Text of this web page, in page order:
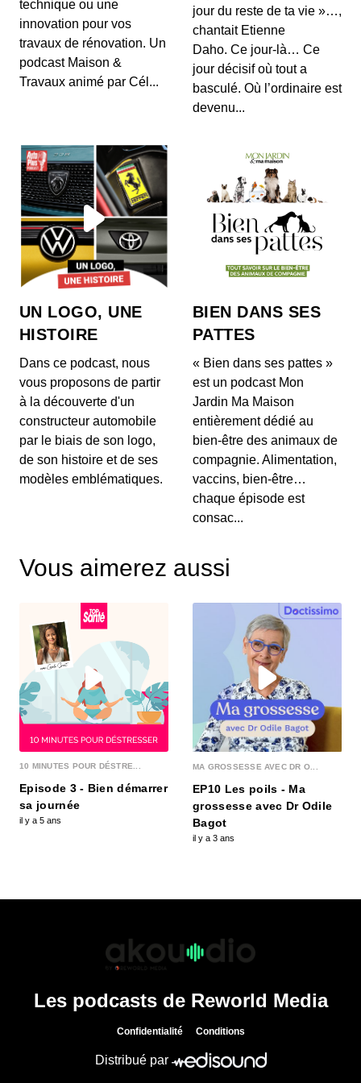
Les destins brisés : Patrick Dewaere
Dans cet épisode, Closer revient sur le destin
brisé de Patrick Dewaere. Star du cinéma
Les destins brisés : Dalida
00:04:24 - IL Y A 5 ANS
Dans cet épisode, Closer revient sur le destin
brisé de Dalida. Si sa carrière de chanteuse
n&#03...
technique ou une
innovation pour vos
travaux de rénovation. Un
podcast Maison &
Travaux animé par Cél...
jour du reste de ta vie »…,
chantait Etienne
Daho. Ce jour-là… Ce
jour décisif où tout a
basculé. Où l’ordinaire est
devenu...
UN LOGO, UNE
HISTOIRE
Dans ce podcast, nous
vous proposons de partir
à la découverte d'un
constructeur automobile
par le biais de son logo,
de son histoire et de ses
modèles emblématiques.
BIEN DANS SES
PATTES
« Bien dans ses pattes »
est un podcast Mon
Jardin Ma Maison
entièrement dédié au
bien-être des animaux de
compagnie. Alimentation,
vaccins, bien-être…
chaque épisode est
consac...
Vous aimerez aussi
10 MINUTES POUR DÉSTRE...
Episode 3 - Bien démarrer
sa journée
il y a 5 ans
MA GROSSESSE AVEC DR O...
EP10 Les poils - Ma
grossesse avec Dr Odile
Bagot
il y a 3 ans
Les podcasts de Reworld Media
Confidentialité Conditions
Distribué par